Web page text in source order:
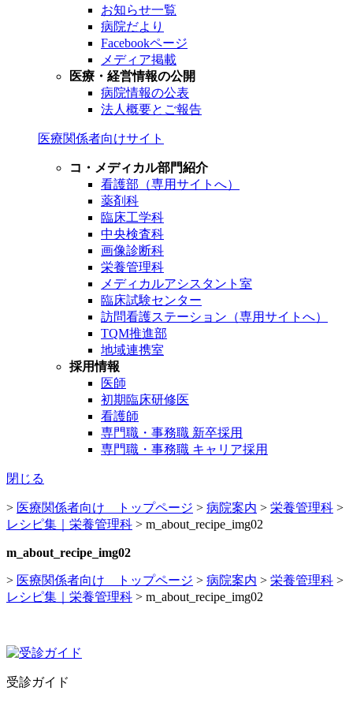
お知らせ一覧
病院だより
Facebookページ
メディア掲載
医療・経営情報の公開
病院情報の公表
法人概要とご報告
医療関係者向けサイト
コ・メディカル部門紹介
看護部（専用サイトへ）
薬剤科
臨床工学科
中央検査科
画像診断科
栄養管理科
メディカルアシスタント室
臨床試験センター
訪問看護ステーション（専用サイトへ）
TQM推進部
地域連携室
採用情報
医師
初期臨床研修医
看護師
専門職・事務職 新卒採用
専門職・事務職 キャリア採用
閉じる
> 医療関係者向け トップページ > 病院案内 > 栄養管理科 >
レシピ集｜栄養管理科 > m_about_recipe_img02
m_about_recipe_img02
> 医療関係者向け トップページ > 病院案内 > 栄養管理科 >
レシピ集｜栄養管理科 > m_about_recipe_img02
受診ガイド